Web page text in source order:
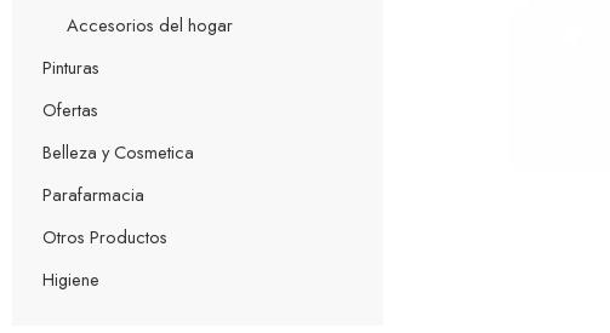
Accesorios del hogar
Pinturas
Ofertas
Belleza y Cosmetica
Parafarmacia
Otros Productos
Higiene